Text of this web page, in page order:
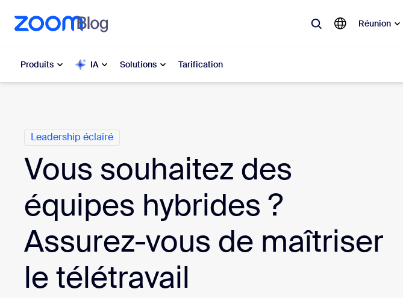
contenu principal
au chat d’aide
Produits IA Solutions Tarification
Réunion
Zoom Workplace
Services Zoom pour les
Zoom CX
Zoom AI
Développement
My Notes
ZoomMate
Contact Center
Catégories
Leadership éclairé
Vous souhaitez des
équipes hybrides ?
Assurez-vous de maîtriser
le télétravail